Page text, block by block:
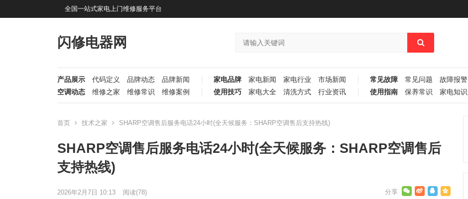
全国一站式家电上门维修服务平台
闪修电器网
产品展示 代码定义 品牌动态 品牌新闻 家电品牌 家电新闻 家电行业 市场新闻 常见故障 常见问题 故障报警
空调动态
维修之家 维修常识 维修案例 使用技巧 家电大全 清洗方式 行业资讯 使用指南 保养常识 家电知识
首页 技术之家 SHARP空调售后服务电话24小时(全天候服务：SHARP空调售后支持热线)
SHARP空调售后服务电话24小时(全天候服务：SHARP空调售后
支持热线)
2026年2月7日 10:13 阅读(78)